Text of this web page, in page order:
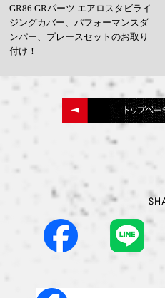
GR86 GRパーツ エアロスタビライ
ジングカバー、パフォーマンスダ
ンパー、ブレースセットのお取り
付け！